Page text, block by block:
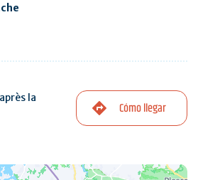
la
Cómo llegar